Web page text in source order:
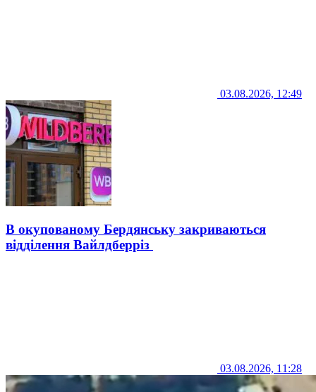
03.08.2026, 12:49
В окупованому Бердянську закриваються
відділення Вайлдберріз
03.08.2026, 11:28